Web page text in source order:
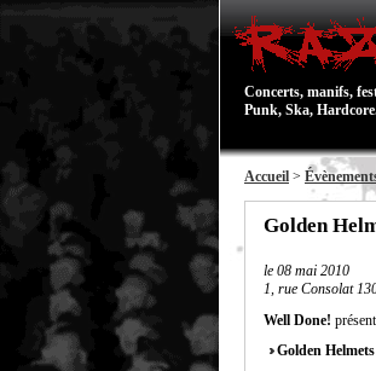
Concerts, manifs,
Punk, Ska,
Accueil >
Golden
le 08 mai 2010
1, rue Consolat
Well Done!
Golden Helmets